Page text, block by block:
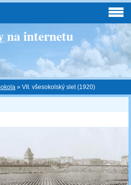
na internetu
» VII. všesokolský slet (1920)